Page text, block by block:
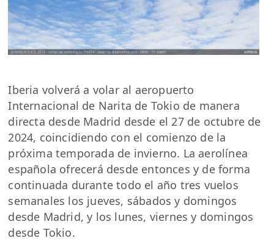
Iberia volverá a volar al aeropuerto
Internacional de Narita de Tokio de manera
directa desde Madrid desde el 27 de octubre de
2024, coincidiendo con el comienzo de la
próxima temporada de invierno. La aerolínea
española ofrecerá desde entonces y de forma
continuada durante todo el año tres vuelos
semanales los jueves, sábados y domingos
desde Madrid, y los lunes, viernes y domingos
desde Tokio.